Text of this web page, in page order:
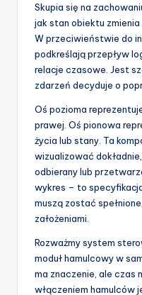
Skupia się na
jak stan obiektu
W przeciwieństwie do
podkreślają przepływ
relacje czasowe. Jest
zdarzeń decyduje o
Oś pozioma
prawej. Oś pionowa
życia lub stany. Ta
wizualizować
odbierany lub
wykres – to
muszą zostać
założeniami.
Rozważmy system
moduł hamulcowy w
ma znaczenie, ale czas
włączeniem hamulców